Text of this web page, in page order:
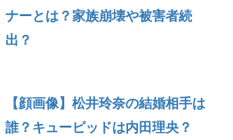
ナーとは？家族崩壊や被害者続
出？
【顔画像】松井玲奈の結婚相手は
誰？キューピッドは内田理央？